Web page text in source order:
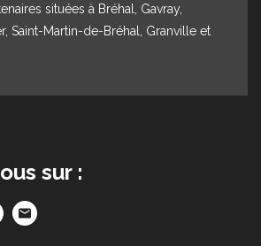
situées à Bréhal, Gavray,
Saint-Martin-de-Bréhal, Granville et
sur :